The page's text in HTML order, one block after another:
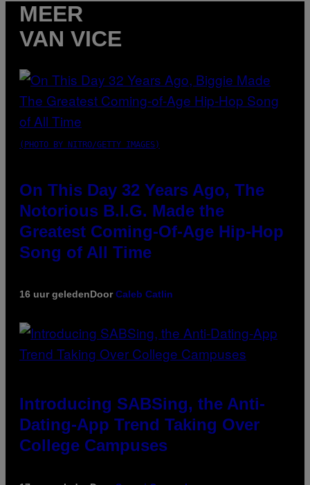
MEER
VAN VICE
(PHOTO BY NITRO/GETTY IMAGES)
On This Day 32 Years Ago, The
Notorious B.I.G. Made the
Greatest Coming-Of-Age Hip-Hop
Song of All Time
16 uur geledenDoorCaleb Catlin
Introducing SABSing, the Anti-
Dating-App Trend Taking Over
College Campuses